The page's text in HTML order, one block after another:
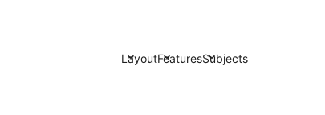
LayoutFeaturesSubjects